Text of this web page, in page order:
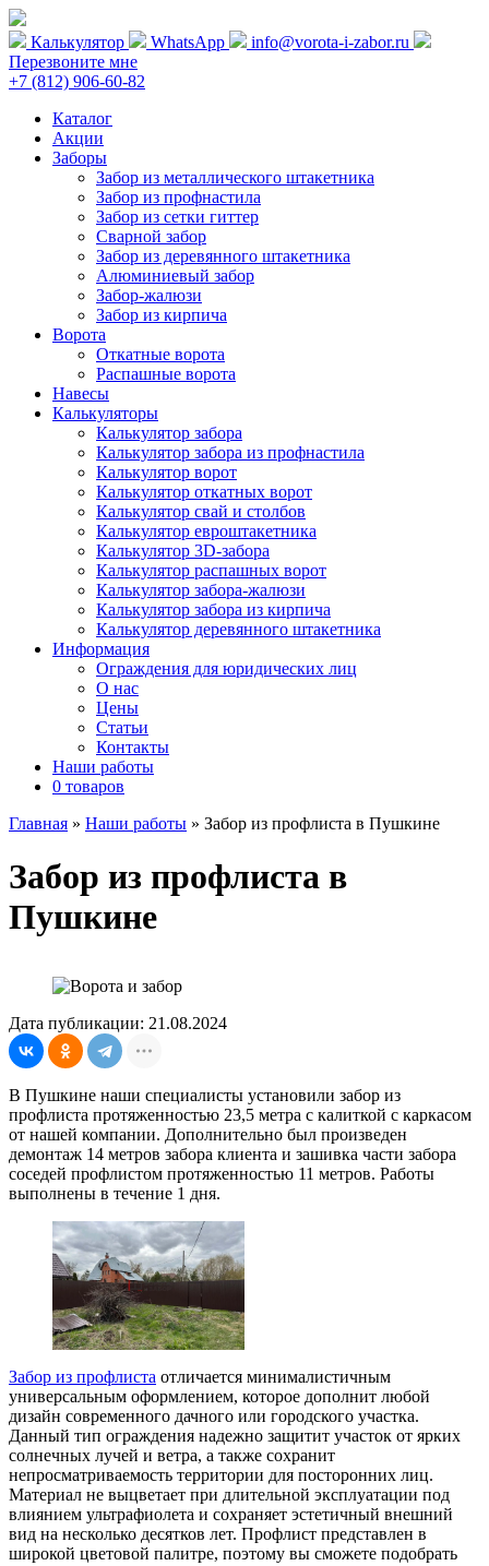
Калькулятор WhatsApp
info@vorota-i-zabor.ru
Перезвоните мне
+7 (812) 906-60-82
Каталог
Акции
Заборы
Забор из металлического штакетника
Забор из профнастила
Забор из сетки гиттер
Сварной забор
Забор из деревянного штакетника
Алюминиевый забор
Забор-жалюзи
Забор из кирпича
Ворота
Откатные ворота
Распашные ворота
Навесы
Калькуляторы
Калькулятор забора
Калькулятор забора из профнастила
Калькулятор ворот
Калькулятор откатных ворот
Калькулятор свай и столбов
Калькулятор евроштакетника
Калькулятор 3D-забора
Калькулятор распашных ворот
Калькулятор забора-жалюзи
Калькулятор забора из кирпича
Калькулятор деревянного штакетника
Информация
Ограждения для юридических лиц
О нас
Цены
Статьи
Контакты
Наши работы
0 товаров
Главная » Наши работы » Забор из профлиста в Пушкине
Забор из профлиста в
Пушкине
Дата публикации: 21.08.2024
В Пушкине наши специалисты установили забор из
профлиста протяженностью 23,5 метра с калиткой с каркасом
от нашей компании. Дополнительно был произведен
демонтаж 14 метров забора клиента и зашивка части забора
соседей профлистом протяженностью 11 метров. Работы
выполнены в течение 1 дня.
Забор из профлиста отличается минималистичным
универсальным оформлением, которое дополнит любой
дизайн современного дачного или городского участка.
Данный тип ограждения надежно защитит участок от ярких
солнечных лучей и ветра, а также сохранит
непросматриваемость территории для посторонних лиц.
Материал не выцветает при длительной эксплуатации под
влиянием ультрафиолета и сохраняет эстетичный внешний
вид на несколько десятков лет. Профлист представлен в
широкой цветовой палитре, поэтому вы сможете подобрать